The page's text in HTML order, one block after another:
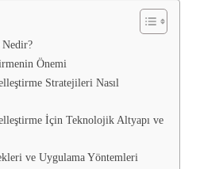
Önemi
Stratejileri Nasıl
İçin Teknolojik Altyapı ve
ve Uygulama Yöntemleri